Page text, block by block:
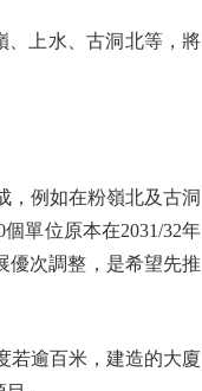
上水、古洞北等，將
例如在粉嶺北及古洞
單位原本在2031/32年
優次調整，是希望先推
逾百米，建造的大廈